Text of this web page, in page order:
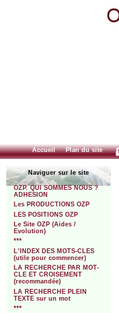
Accueil Plan du site
Naviguer sur le site
OZP. QUI SOMMES NOUS ?
ADHESION
Les PRODUCTIONS OZP
LES POSITIONS OZP
Le Site OZP (Aides /
Evolution)
***
L’INDEX DES MOTS-CLES
(utile pour commencer)
LA RECHERCHE PAR MOT-
CLE ET CROISEMENT
(recommandée)
LA RECHERCHE PLEIN
TEXTE sur un mot
***